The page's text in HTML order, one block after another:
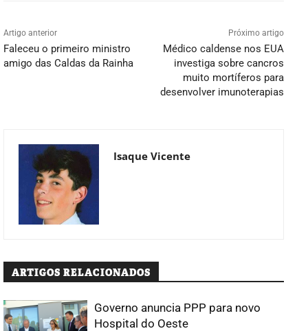
Artigo anterior
Faleceu o primeiro ministro
amigo das Caldas da Rainha
Próximo artigo
Médico caldense nos EUA
investiga sobre cancros
muito mortíferos para
desenvolver imunoterapias
Isaque Vicente
ARTIGOS RELACIONADOS
Governo anuncia PPP para novo
Hospital do Oeste